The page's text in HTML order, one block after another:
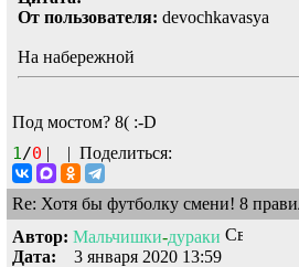
От пользователя: devochkavasya
На набережной
Под мостом? 8( :-D
1/0 | | Поделиться:
Re: Хотя бы футболку смени! 8
Автор: Мальчишки-дураки
Дата: 3 января 2020 13:59